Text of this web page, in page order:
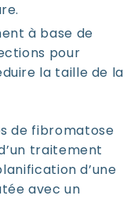
à base de
pour
la taille de la
de fibromatose
traitement
d’une
avec un